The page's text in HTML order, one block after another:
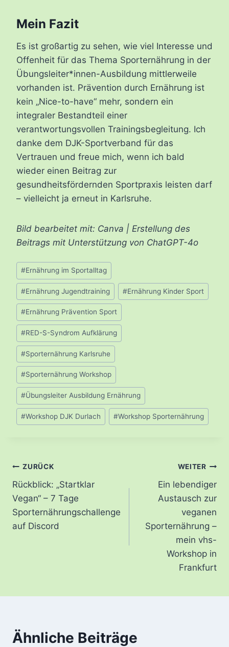
Mein Fazit
Es ist großartig zu sehen, wie viel Interesse und
Offenheit für das Thema Sporternährung in der
Übungsleiter*innen-Ausbildung mittlerweile
vorhanden ist. Prävention durch Ernährung ist
kein „Nice-to-have“ mehr, sondern ein
integraler Bestandteil einer
verantwortungsvollen Trainingsbegleitung. Ich
danke dem DJK-Sportverband für das
Vertrauen und freue mich, wenn ich bald
wieder einen Beitrag zur
gesundheitsfördernden Sportpraxis leisten darf
– vielleicht ja erneut in Karlsruhe.
Bild bearbeitet mit: Canva | Erstellung des
Beitrags mit Unterstützung von ChatGPT-4o
Schlagworte:
#Ernährung im Sportalltag
#Ernährung Jugendtraining #Ernährung Kinder Sport
#Ernährung Prävention Sport
#RED-S-Syndrom Aufklärung
#Sporternährung Karlsruhe
#Sporternährung Workshop
#Übungsleiter Ausbildung Ernährung
#Workshop DJK Durlach #Workshop Sporternährung
Beitragsnavigation
ZURÜCK
Rückblick: „Startklar
Vegan“ – 7 Tage
Sporternährungschallenge
auf Discord
WEITER
Ein lebendiger
Austausch zur
veganen
Sporternährung –
mein vhs-
Workshop in
Frankfurt
Ähnliche Beiträge